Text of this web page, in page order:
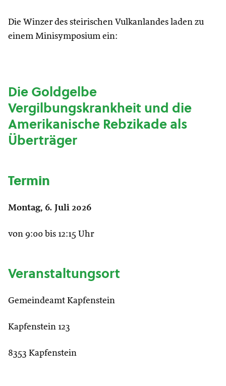
Die Winzer des steirischen Vulkanlandes laden zu
einem Minisymposium ein:
Die Goldgelbe
Vergilbungskrankheit und die
Amerikanische Rebzikade als
Überträger
Termin
Montag, 6. Juli 2026
von 9:00 bis 12:15 Uhr
Veranstaltungsort
Gemeindeamt Kapfenstein
Kapfenstein 123
8353 Kapfenstein